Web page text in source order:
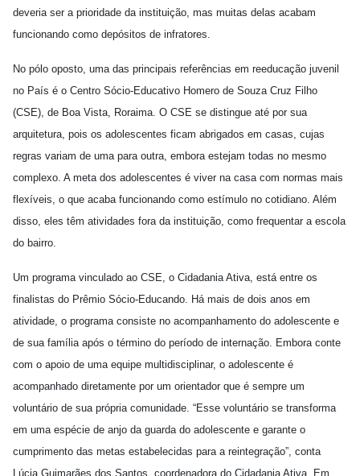
deveria ser a prioridade da instituição, mas muitas delas acabam
funcionando como depósitos de infratores.
No pólo oposto, uma das principais referências em reeducação juvenil
no País é o Centro Sócio-Educativo Homero de Souza Cruz Filho
(CSE), de Boa Vista, Roraima. O CSE se distingue até por sua
arquitetura, pois os adolescentes ficam abrigados em casas, cujas
regras variam de uma para outra, embora estejam todas no mesmo
complexo. A meta dos adolescentes é viver na casa com normas mais
flexíveis, o que acaba funcionando como estímulo no cotidiano. Além
disso, eles têm atividades fora da instituição, como frequentar a escola
do bairro.
Um programa vinculado ao CSE, o Cidadania Ativa, está entre os
finalistas do Prêmio Sócio-Educando. Há mais de dois anos em
atividade, o programa consiste no acompanhamento do adolescente e
de sua família após o término do período de internação. Embora conte
com o apoio de uma equipe multidisciplinar, o adolescente é
acompanhado diretamente por um orientador que é sempre um
voluntário de sua própria comunidade. “Esse voluntário se transforma
em uma espécie de anjo da guarda do adolescente e garante o
cumprimento das metas estabelecidas para a reintegração”, conta
Lúcia Guimarães dos Santos, coordenadora do Cidadania Ativa. Em